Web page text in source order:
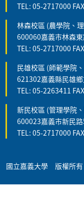
TEL: 05-2717000
林森校區 (農學院、
600060嘉義市林森
TEL: 05-2717000
民雄校區 (師範學院
621302嘉義縣民雄
TEL: 05-2263411
新民校區 (管理學院
600023嘉義市新民
TEL: 05-2717000
國立嘉義大學 版權所